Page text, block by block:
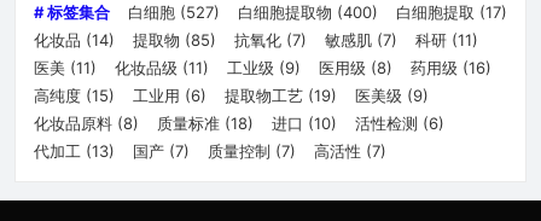
# 标签集合 白细胞 (527) 白细胞提取物 (400) 白细胞提取 (17)
化妆品 (14) 提取物 (85) 抗氧化 (7) 敏感肌 (7) 科研 (11)
医美 (11) 化妆品级 (11) 工业级 (9) 医用级 (8) 药用级 (16)
高纯度 (15) 工业用 (6) 提取物工艺 (19) 医美级 (9)
化妆品原料 (8) 质量标准 (18) 进口 (10) 活性检测 (6)
代加工 (13) 国产 (7) 质量控制 (7) 高活性 (7)